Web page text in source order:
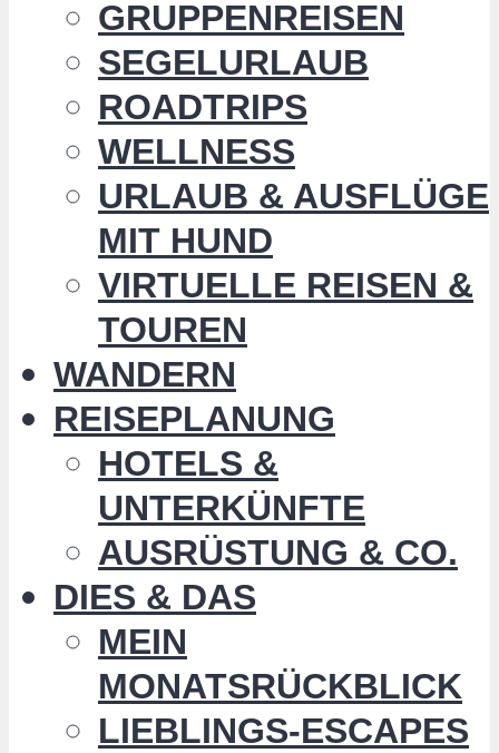
GRUPPENREISEN
SEGELURLAUB
ROADTRIPS
WELLNESS
URLAUB & AUSFLÜGE
MIT HUND
VIRTUELLE REISEN &
TOUREN
WANDERN
REISEPLANUNG
HOTELS &
UNTERKÜNFTE
AUSRÜSTUNG & CO.
DIES & DAS
MEIN
MONATSRÜCKBLICK
LIEBLINGS-ESCAPES